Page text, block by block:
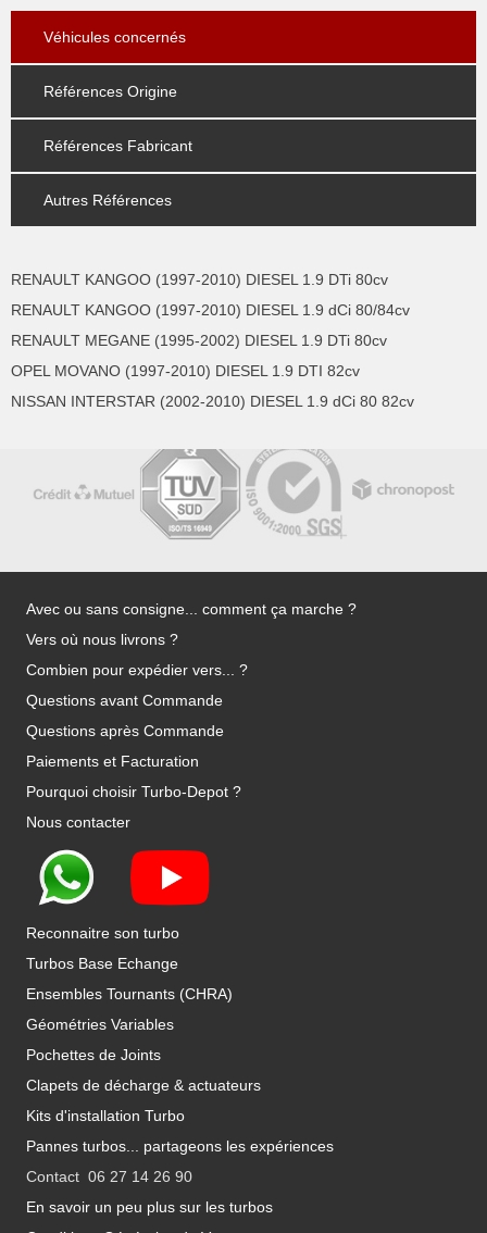
Véhicules concernés
Références Origine
Références Fabricant
Autres Références
RENAULT KANGOO (1997-2010) DIESEL 1.9 DTi 80cv
RENAULT KANGOO (1997-2010) DIESEL 1.9 dCi 80/84cv
RENAULT MEGANE (1995-2002) DIESEL 1.9 DTi 80cv
OPEL MOVANO (1997-2010) DIESEL 1.9 DTI 82cv
NISSAN INTERSTAR (2002-2010) DIESEL 1.9 dCi 80 82cv
Avec ou sans consigne... comment ça marche ?
Vers où nous livrons ?
Combien pour expédier vers... ?
Questions avant Commande
Questions après Commande
Paiements et Facturation
Pourquoi choisir Turbo-Depot ?
Nous contacter
Reconnaitre son turbo
Turbos Base Echange
Ensembles Tournants (CHRA)
Géométries Variables
Pochettes de Joints
Clapets de décharge & actuateurs
Kits d'installation Turbo
Pannes turbos... partageons les expériences
Contact 06 27 14 26 90
En savoir un peu plus sur les turbos